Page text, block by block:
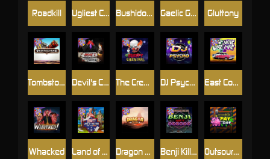
Outsourced: Payday
Roadkill
Land of the Free Benji Killed in Vegas
Devil's Crossroad
Dragon Tribe
Gluttony
DJ Psycho
Tombstone
Gaelic Gold
East Coast Vs West Coast
The Creepy Carnival
Whacked
Bushido Way xNudge
Ugliest Catch